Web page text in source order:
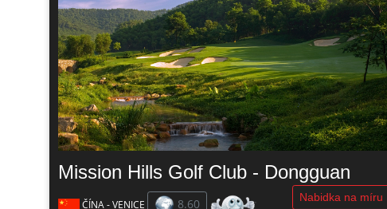
Mission Hills Golf Club - Dongguan
Nabidka na míru
ČÍNA - VENICE
8.60